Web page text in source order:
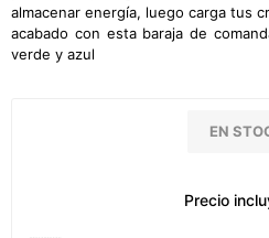
almacenar energía, luego carga tus
acabado con esta baraja de
verde y azul
EN
Precio